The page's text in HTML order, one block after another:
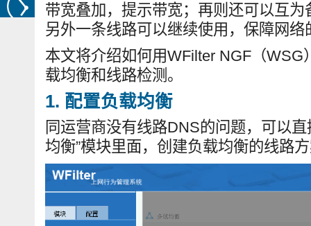
带宽叠加，提示带宽；再则还可以互
另外一条线路可以继续使用，保障网络
本文将介绍如何用WFilter NGF（
载均衡和线路检测。
1. 配置负载均衡
同运营商没有线路DNS的问题，可以
均衡”模块里面，创建负载均衡的线路